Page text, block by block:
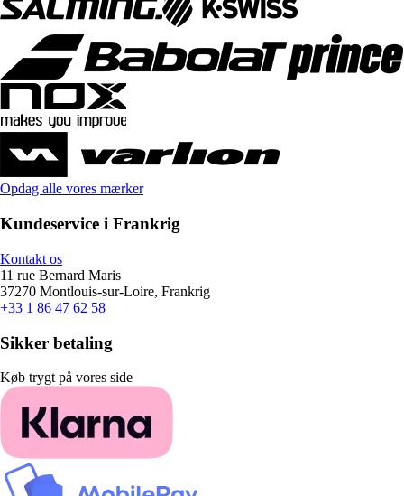
Opdag alle vores mærker
Kundeservice i Frankrig
Kontakt os
11 rue Bernard Maris
37270 Montlouis-sur-Loire, Frankrig
+33 1 86 47 62 58
Sikker betaling
Køb trygt på vores side